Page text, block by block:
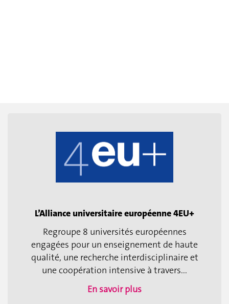
L’Alliance universitaire européenne 4EU+
Regroupe 8 universités européennes
engagées pour un enseignement de haute
qualité, une recherche interdisciplinaire et
une coopération intensive à travers...
En savoir plus